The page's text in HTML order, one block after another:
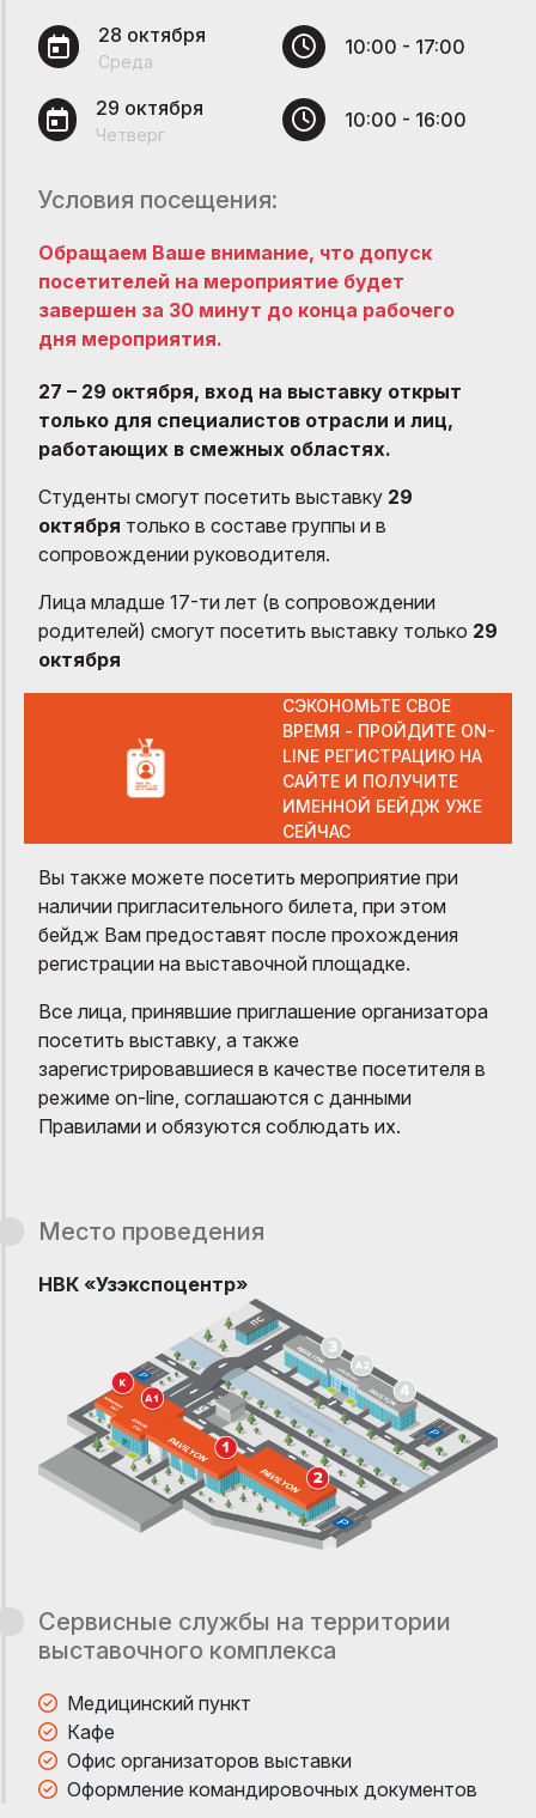
28 октября
Среда
10:00 - 17:00
29 октября
Четверг
10:00 - 16:00
Условия посещения:
Обращаем Ваше внимание, что допуск
посетителей на мероприятие будет
завершен за 30 минут до конца рабочего
дня мероприятия.
27 – 29 октября, вход на выставку открыт
только для специалистов отрасли и лиц,
работающих в смежных областях.
Студенты смогут посетить выставку 29
октября только в составе группы и в
сопровождении руководителя.
Лица младше 17-ти лет (в сопровождении
родителей) смогут посетить выставку только 29
октября
СЭКОНОМЬТЕ СВОЕ
ВРЕМЯ - ПРОЙДИТЕ ON-
LINE РЕГИСТРАЦИЮ НА
САЙТЕ И ПОЛУЧИТЕ
ИМЕННОЙ БЕЙДЖ УЖЕ
СЕЙЧАС
Вы также можете посетить мероприятие при
наличии пригласительного билета, при этом
бейдж Вам предоставят после прохождения
регистрации на выставочной площадке.
Все лица, принявшие приглашение организатора
посетить выставку, а также
зарегистрировавшиеся в качестве посетителя в
режиме on-line, соглашаются с данными
Правилами и обязуются соблюдать их.
Место проведения
НВК «Узэкспоцентр»
Сервисные службы на территории
выставочного комплекса
Медицинский пункт
Кафе
Офис организаторов выставки
Оформление командировочных документов